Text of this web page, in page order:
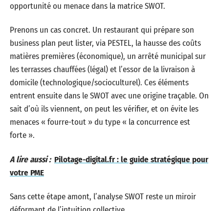
opportunité ou menace dans la matrice SWOT.
Prenons un cas concret. Un restaurant qui prépare son
business plan peut lister, via PESTEL, la hausse des coûts
matières premières (économique), un arrêté municipal sur
les terrasses chauffées (légal) et l’essor de la livraison à
domicile (technologique/socioculturel). Ces éléments
entrent ensuite dans le SWOT avec une origine traçable. On
sait d’où ils viennent, on peut les vérifier, et on évite les
menaces « fourre-tout » du type « la concurrence est
forte ».
A lire aussi : Pilotage-digital.fr : le guide stratégique pour
votre PME
Sans cette étape amont, l’analyse SWOT reste un miroir